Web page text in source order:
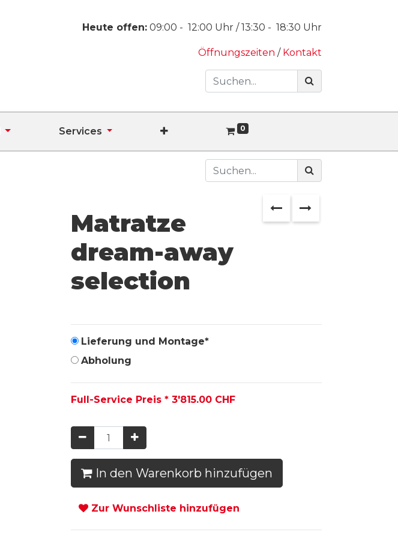
Heute offen: 09:00 - 12:00 Uhr /13:30 - 18:30 Uhr
Öffnungszeiten / Kontakt
Services 0
Matratze
dream-away
selection
Lieferung und Montage*
Abholung
Full-Service Preis * 3'815.00 CHF
In den Warenkorb hinzufügen
Zur Wunschliste hinzufügen